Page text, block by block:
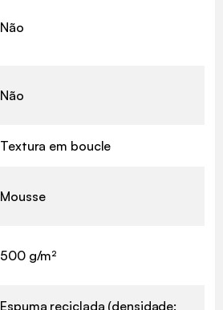
Não
Não
Textura em boucle
Mousse
500 g/m²
Espuma reciclada (densidade: